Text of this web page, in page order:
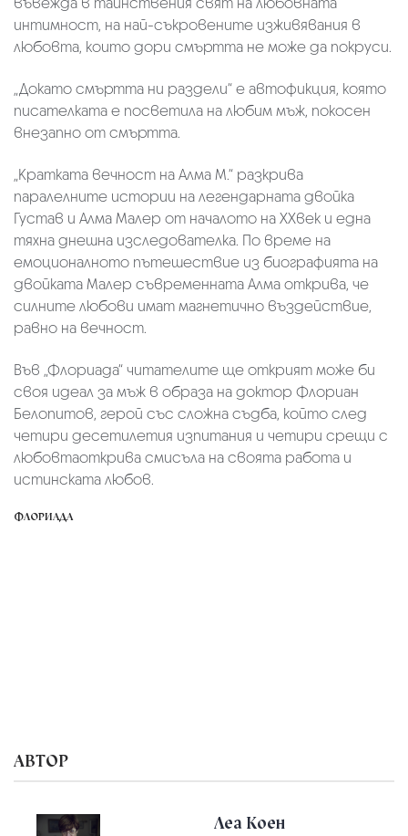
интимност, на най-съкровените изживявания в
любовта, които дори смъртта не може да покруси.
„Докато смъртта ни раздели“ е автофикция, която
писателката е посветила на любим мъж, покосен
внезапно от смъртта.
„Кратката вечност на Алма М.“ разкрива
паралелните истории на легендарната двойка
Густав и Алма Малер от началото на XXвек и една
тяхна днешна изследователка. По време на
емоционалното пътешествие из биографията на
двойката Малер съвременната Алма открива, че
силните любови имат магнетично въздействие,
равно на вечност.
Във „Флориада“ читателите ще открият може би
своя идеал за мъж в образа на доктор Флориан
Белопитов, герой със сложна съдба, който след
четири десетилетия изпитания и четири срещи с
любовтаоткрива смисъла на своята работа и
истинската любов.
ФЛОРИАДА
АВТОР
Леа Коен